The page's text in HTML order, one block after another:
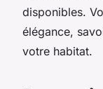
disponibles.
élégance,
votre habitat.